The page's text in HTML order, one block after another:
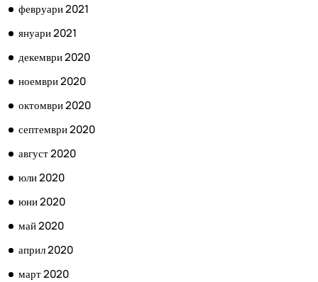
февруари 2021
януари 2021
декември 2020
ноември 2020
октомври 2020
септември 2020
август 2020
юли 2020
юни 2020
май 2020
април 2020
март 2020